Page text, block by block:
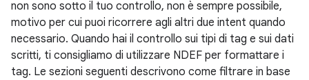
non sono sotto il tuo controllo, non è sempre possibile,
motivo per cui puoi ricorrere agli altri due intent quando
necessario. Quando hai il controllo sui tipi di tag e sui dati
scritti, ti consigliamo di utilizzare NDEF per formattare i
tag. Le sezioni seguenti descrivono come filtrare in base